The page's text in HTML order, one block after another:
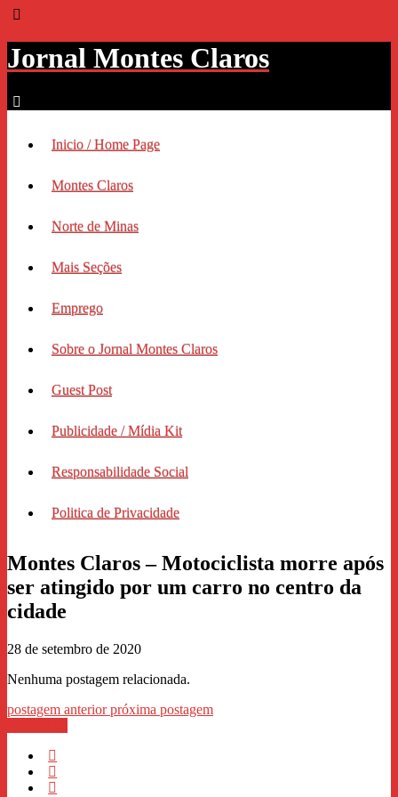
Jornal Montes Claros
Inicio / Home Page
Montes Claros
Norte de Minas
Mais Seções
Emprego
Sobre o Jornal Montes Claros
Guest Post
Publicidade / Mídia Kit
Responsabilidade Social
Politica de Privacidade
Montes Claros – Motociclista morre após
ser atingido por um carro no centro da
cidade
28 de setembro de 2020
Nenhuma postagem relacionada.
postagem anteriorpróxima postagem